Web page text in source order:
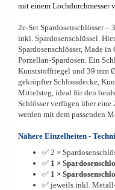
mit einem Lochdurchmesser
2e-Set Spardosenschlösser
inkl. Spardosenschlüssel.
Spardosenschlösser, Made
Porzellan-Spardosen. Ein
Kunststoffriegel und 39 mm
gekröpfter Schlossdecke,
Mittelsteg, ideal für den
Schlösser verfügen über
werden mit dem passenden
Nähere Einzelheiten -
✅ 2 ×
✅ 1 ×
✅ 1 ×
✅ jeweils inkl.